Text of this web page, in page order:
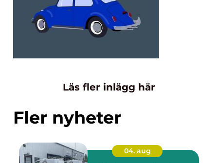
Läs fler inlägg här
Fler nyheter
04. aug